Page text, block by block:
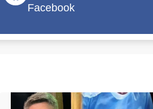
Facebook